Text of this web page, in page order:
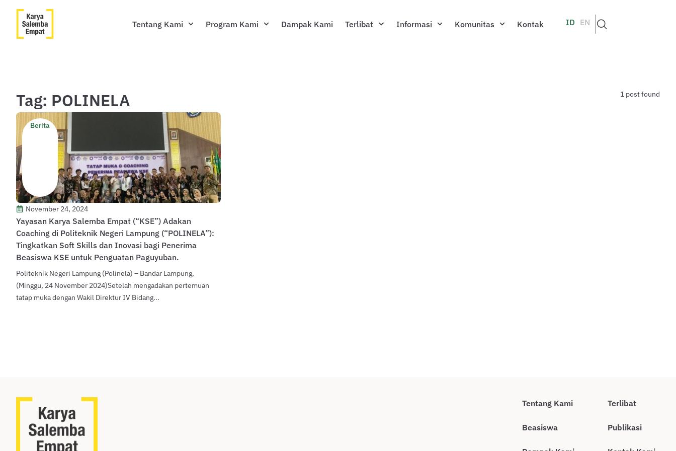
Tentang Kami Program Kami Dampak Kami Terlibat Informasi Komunitas Kontak ID EN
Tag: POLINELA 1 post found
Berita
November 24, 2024
Yayasan Karya Salemba Empat (“KSE”) Adakan
Coaching di Politeknik Negeri Lampung (“POLINELA”):
Tingkatkan Soft Skills dan Inovasi bagi Penerima
Beasiswa KSE untuk Penguatan Paguyuban.
Politeknik Negeri Lampung (Polinela) – Bandar Lampung,
(Minggu, 24 November 2024)Setelah mengadakan pertemuan
tatap muka dengan Wakil Direktur IV Bidang...
Tentang Kami
Beasiswa
Terlibat
Publikasi